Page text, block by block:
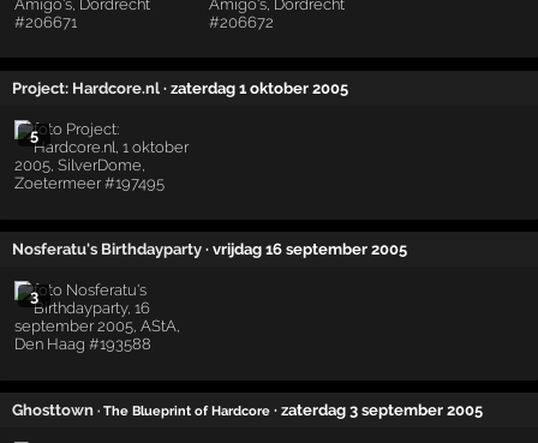
Project: Hardcore.nl · zaterdag 1 oktober 2005
5
Nosferatu's Birthdayparty · vrijdag 16 september 2005
3
Ghosttown · The Blueprint of Hardcore · zaterdag 3 september 2005